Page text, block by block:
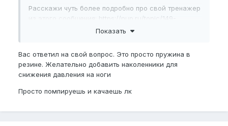
Расскажи чуть более подробно про свой тренажер
из этого сообщения: https://nup.ru/topic/149-
pompirovanie-chlena-osnovy-ispolzovanija-
ним подходы? Как во время работы с помпой
используешь?
на малом весе с большим кол-вом повторений
Показать
Вас ответил на свой вопрос. Это просто пружина в
резине. Желательно добавить наколенники для
снижения давления на ноги
Просто помпируешь и качаешь лк